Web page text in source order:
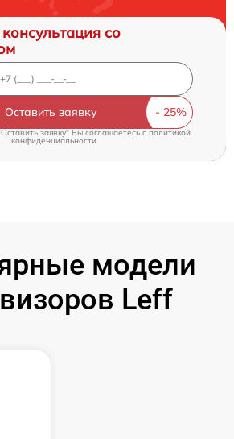
со
Оставить заявку
заявку" Вы соглашаетесь cполитикой
конфиденциальности
модели
Leff